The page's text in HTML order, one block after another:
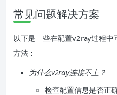
常见问题解决方案
以下是一些在配置v2ray过程中
方法：
为什么v2ray连接不上？
检查配置信息是否正